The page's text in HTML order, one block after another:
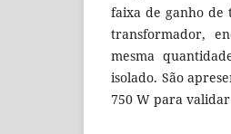
faixa de ganho de
transformador,
mesma
isolado. São
750 W para